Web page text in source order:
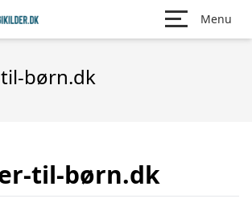
Menu
børn.dk
til-børn.dk